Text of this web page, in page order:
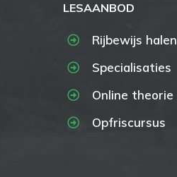
LESAANBOD
Rijbewijs halen
Specialisaties
Online theorie
Opfriscursus